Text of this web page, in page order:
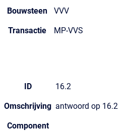
Bouwsteen VVV
Transactie MP-VVS
ID 16.2
Omschrijving antwoord op 16.2
Component